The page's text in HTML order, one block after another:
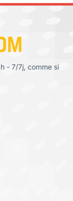
- 7/7j, comme si